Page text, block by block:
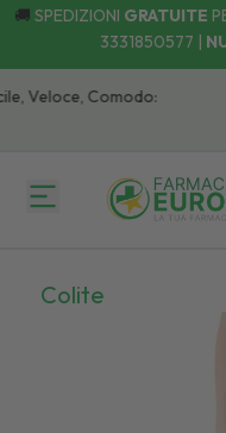
🚚 SPEDIZIONI GRATUITE
3331850577 |
Veloce, Comodo:
Colite